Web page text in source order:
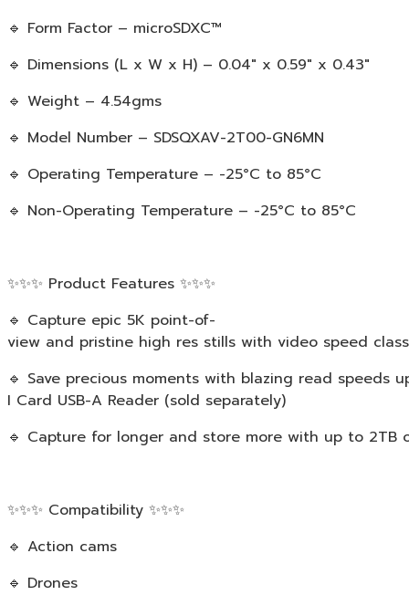
🔹 Form Factor – microSDXC™
🔹 Dimensions (L x W x H) – 0.04″ x 0.59″ x 0.43″
🔹 Weight – 4.54gms
🔹 Model Number – SDSQXAV-2T00-GN6MN
🔹 Operating Temperature – -25°C to 85°C
🔹 Non-Operating Temperature – -25°C to 85°C
✨✨✨ Product Features ✨✨✨
🔹 Capture epic 5K point-of-
view and pristine high res stills with video speed
🔹 Save precious moments with blazing read speeds
I Card USB-A Reader (sold separately)
🔹 Capture for longer and store more with up to
✨✨✨ Compatibility ✨✨✨
🔹 Action cams
🔹 Drones